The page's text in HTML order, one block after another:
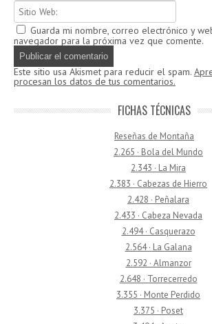
Guarda mi nombre, correo electrónico y
navegador para la próxima vez que comente.
Este sitio usa Akismet para reducir el spam.
procesan los datos de tus comentarios.
FICHAS TÉCNICAS
Reseñas de Montaña
2.265 · Bola del Mundo
2.343 · La Mira
2.383 · Cabezas de Hierro
2.428 · Peñalara
2.433 · Cabeza Nevada
2.494 · Casquerazo
2.564 · La Galana
2.592 · Almanzor
2.648 · Torrecerredo
3.355 · Monte Perdido
3.375 · Poset